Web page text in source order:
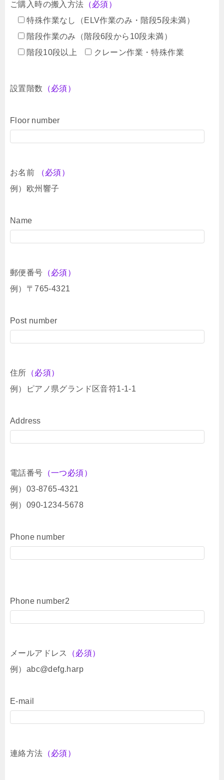
ご購入時の搬入方法 （必須）
特殊作業なし（ELV作業のみ・階段5段未満）
階段作業のみ（階段6段から10段未満）
階段10段以上
クレーン作業・特殊作業
設置階数 （必須）
Floor number
お名前
（必須）
例）欧州響子
Name
郵便番号 （必須）
例）〒765-4321
Post number
住所 （必須）
例）ピアノ県グランド区音符1-1-1
Address
電話番号 （一つ必須）
例）03-8765-4321
例）090-1234-5678
Phone number
Phone number2
メールアドレス
（必須）
例）abc@defg.harp
E-mail
連絡方法 （必須）